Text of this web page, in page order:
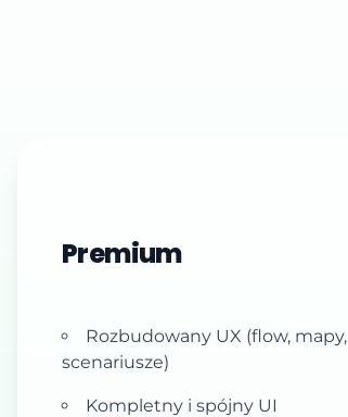
Premium
Rozbudowany UX (flow, mapy,
scenariusze)
Kompletny i spójny UI